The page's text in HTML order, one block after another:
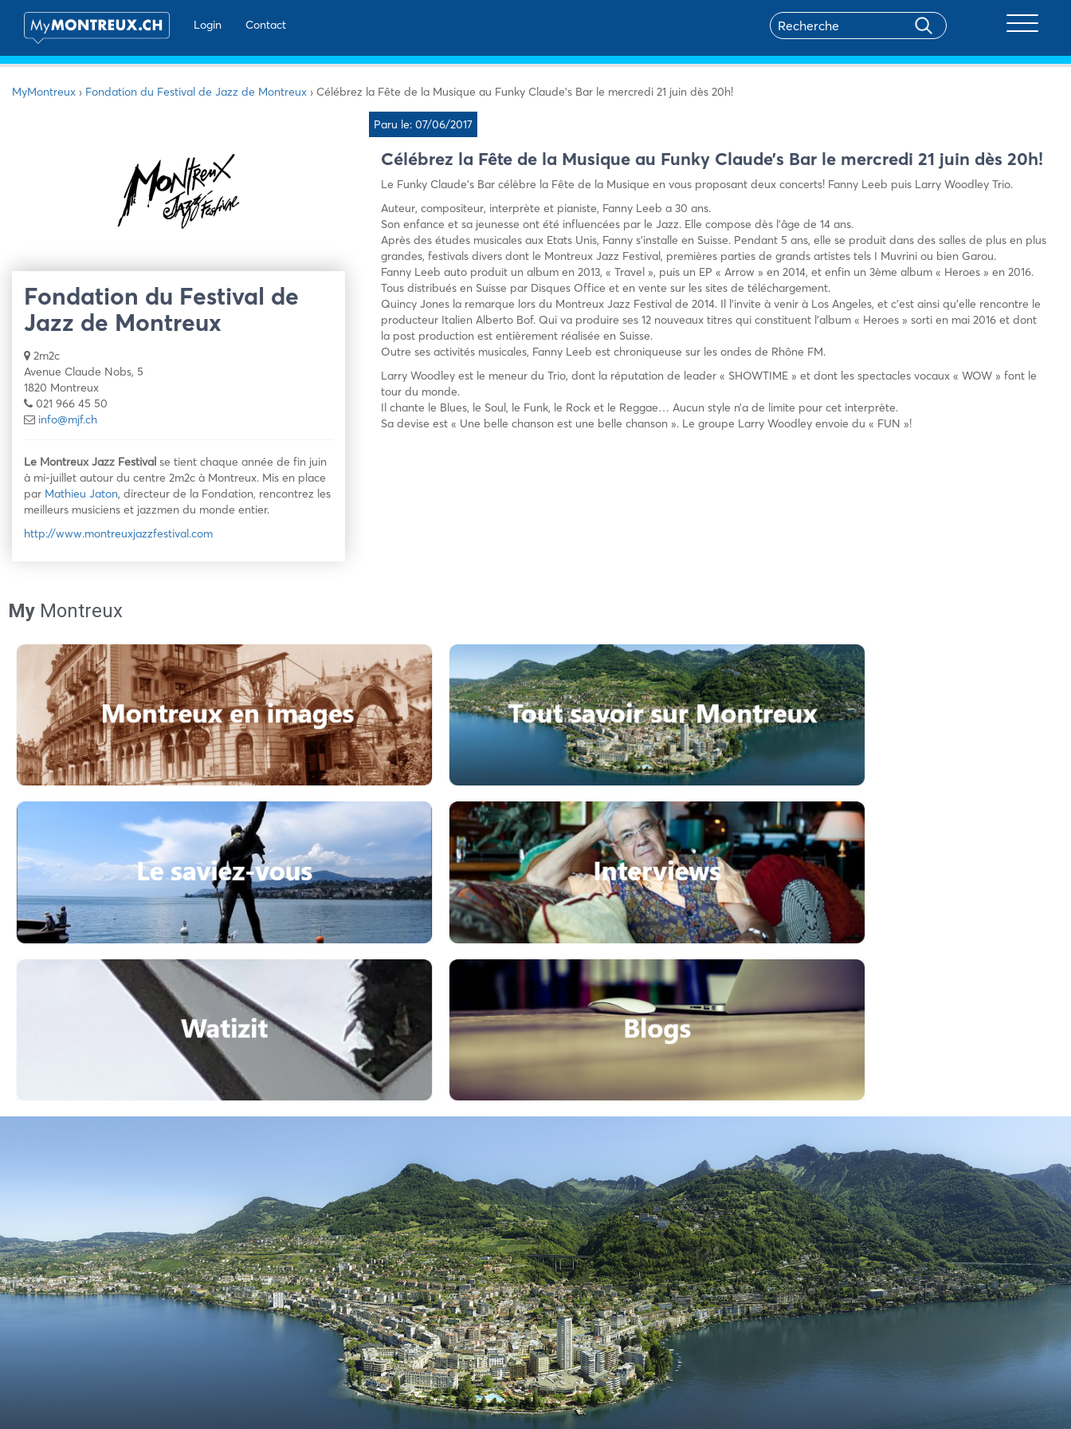
Login
Contact
MyMontreux › Fondation du Festival de Jazz de Montreux › Célébrez la Fête de la Musique au Funky Claude’s Bar le mercredi 21 juin dès 20h!
Fondation du Festival de
Jazz de Montreux
2m2c
Avenue Claude Nobs, 5
1820 Montreux
021 966 45 50
info@mjf.ch
Le Montreux Jazz Festival se tient chaque année de fin juin
à mi-juillet autour du centre 2m2c à Montreux. Mis en place
par Mathieu Jaton, directeur de la Fondation, rencontrez les
meilleurs musiciens et jazzmen du monde entier.
http://www.montreuxjazzfestival.com
Paru le: 07/06/2017
Célébrez la Fête de la Musique au Funky Claude’s Bar le mercredi 21 juin dès 20h!
Le Funky Claude’s Bar célèbre la Fête de la Musique en vous proposant deux concerts! Fanny Leeb puis Larry Woodley Trio.
Auteur, compositeur, interprète et pianiste, Fanny Leeb a 30 ans.
Son enfance et sa jeunesse ont été influencées par le Jazz. Elle compose dès l’âge de 14 ans.
Après des études musicales aux Etats Unis, Fanny s’installe en Suisse. Pendant 5 ans, elle se produit dans des salles de plus en plus
grandes, festivals divers dont le Montreux Jazz Festival, premières parties de grands artistes tels I Muvrini ou bien Garou.
Fanny Leeb auto produit un album en 2013, « Travel », puis un EP « Arrow » en 2014, et enfin un 3ème album « Heroes » en 2016.
Tous distribués en Suisse par Disques Office et en vente sur les sites de téléchargement.
Quincy Jones la remarque lors du Montreux Jazz Festival de 2014. Il l’invite à venir à Los Angeles, et c’est ainsi qu’elle rencontre le
producteur Italien Alberto Bof. Qui va produire ses 12 nouveaux titres qui constituent l’album « Heroes » sorti en mai 2016 et dont
la post production est entièrement réalisée en Suisse.
Outre ses activités musicales, Fanny Leeb est chroniqueuse sur les ondes de Rhône FM.
Larry Woodley est le meneur du Trio, dont la réputation de leader « SHOWTIME » et dont les spectacles vocaux « WOW » font le
tour du monde.
Il chante le Blues, le Soul, le Funk, le Rock et le Reggae… Aucun style n’a de limite pour cet interprète.
Sa devise est « Une belle chanson est une belle chanson ». Le groupe Larry Woodley envoie du « FUN »!
My Montreux